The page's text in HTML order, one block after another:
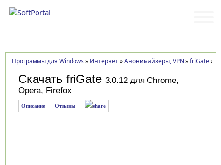
Программы для Windows » Интернет»Анонимайзеры, VPN »friGate»
Скачать friGate 3.0.12 для Chrome,
Opera, Firefox
Описание Отзывы